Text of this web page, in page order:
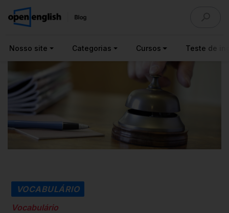
Nosso site Categorias Cursos Teste de
VOCABULÁRIO
Vocabulário